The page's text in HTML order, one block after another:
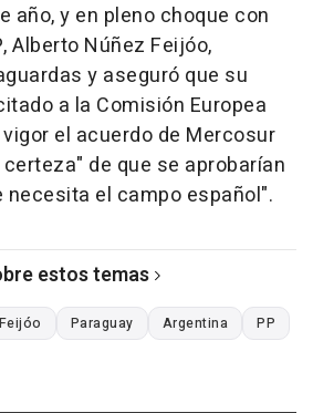
año, y en pleno choque con
Alberto Núñez Feijóo,
y aseguró que su
a la Comisión Europea
el acuerdo de Mercosur
de que se aprobarían
el campo español".
estos temas
Feijóo Paraguay Argentina
PP